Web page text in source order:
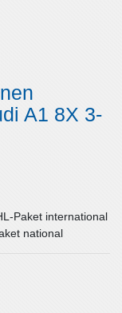
A1 8X 3-
Paket international
national